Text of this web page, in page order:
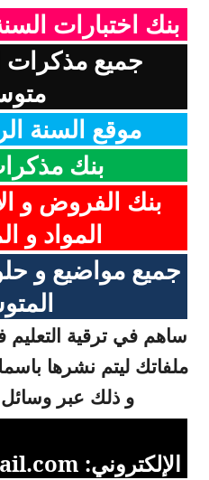
بنك اختبارات
جميع مذكرات
موقع السنة
بنك
بنك الفروض و
المواد و
جميع مواضيع و
ساهم في ترقية التعليم
ملفاتك ليتم نشرها
و ذلك عبر وسائل
الإلكتروني: